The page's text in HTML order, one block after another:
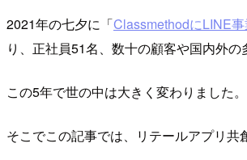
2021年の七夕に「ClassmethodにLINE
り、正社員51名、数十の顧客や国内外
この5年で世の中は大きく変わりました
そこでこの記事では、リテールアプリ共